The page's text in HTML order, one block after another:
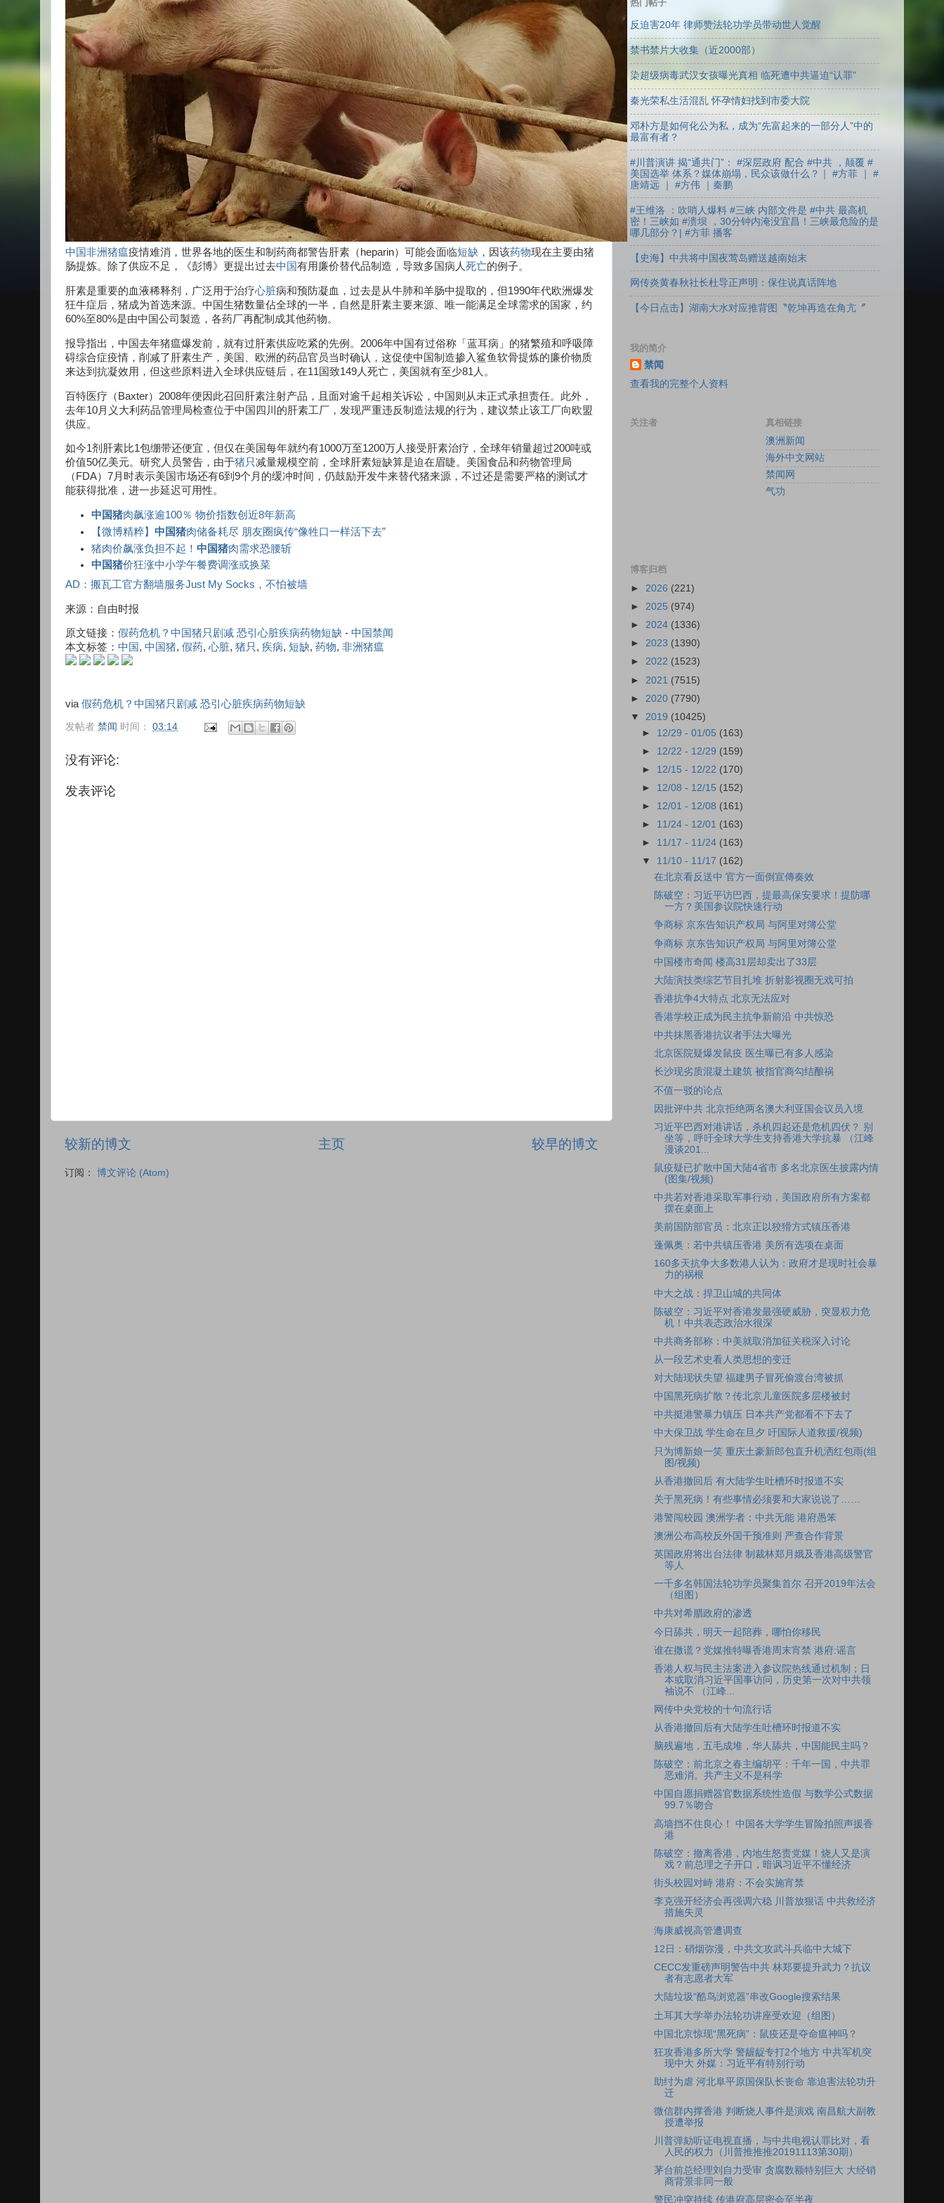
中国非洲猪瘟疫情难消，世界各地的医生和制药商都警告肝素（heparin）可能会面临短缺 ，因该药物现在主要由猪
肠提炼。除了供应不足，《彭博》更提出过去中国有用廉价替代品制造，导致多国病人死亡的例子。
肝素是重要的血液稀释剂，广泛用于治疗心脏病和预防凝血，过去是从牛肺和羊肠中提取的，但1990年代欧洲爆发
狂牛症后，猪成为首选来源。中国生猪数量佔全球的一半，自然是肝素主要来源、唯一能满足全球需求的国家，约
60%至80%是由中国公司製造，各药厂再配制成其他药物。
报导指出，中国去年猪瘟爆发前，就有过肝素供应吃紧的先例。2006年中国有过俗称「蓝耳病」的猪繁殖和呼吸障
碍综合症疫情，削减了肝素生产，美国、欧洲的药品官员当时确认，这促使中国制造掺入鲨鱼软骨提炼的廉价物质
来达到抗凝效用，但这些原料进入全球供应链后，在11国致149人死亡，美国就有至少81人。
百特医疗（Baxter）2008年便因此召回肝素注射产品，且面对逾千起相关诉讼，中国则从未正式承担责任。此外，
去年10月义大利药品管理局检查位于中国四川的肝素工厂，发现严重违反制造法规的行为，建议禁止该工厂向欧盟
供应。
如今1剂肝素比1包绷带还便宜，但仅在美国每年就约有1000万至1200万人接受肝素治疗，全球年销量超过200吨或
价值50亿美元。研究人员警告，由于猪只减量规模空前，全球肝素短缺算是迫在眉睫。美国食品和药物管理局
（FDA）7月时表示美国市场还有6到9个月的缓冲时间，仍鼓励开发牛来替代猪来源，不过还是需要严格的测试才
能获得批准，进一步延迟可用性。
中国猪肉飙涨逾100％ 物价指数创近8年新高
【微博精粹】中国猪肉储备耗尽 朋友圈疯传“像牲口一样活下去”
猪肉价飙涨负担不起！中国猪肉需求恐腰斩
中国猪价狂涨中小学午餐费调涨或换菜
AD：搬瓦工官方翻墙服务Just My Socks，不怕被墙
来源：自由时报
原文链接： 假药危机？中国猪只剧减 恐引心脏疾病药物短缺 - 中国禁闻
本文标签： 中国 , 中国猪, 假药, 心脏, 猪只, 疾病, 短缺, 药物, 非洲猪瘟
via假药危机？中国猪只剧减 恐引心脏疾病药物短缺
发帖者 禁闻 时间： 03:14
没有评论:
发表评论
较新的博文 较早的博文
主页
订阅： 博文评论 (Atom)
热门帖子
反迫害20年 律师赞法轮功学员带动世人觉醒
禁书禁片大收集（近2000部）
染超级病毒武汉女孩曝光真相 临死遭中共逼迫“认罪”
秦光荣私生活混乱 怀孕情妇找到市委大院
邓朴方是如何化公为私，成为“先富起来的一部分人”中的
最富有者？
#川普演讲 揭“通共门”： #深层政府 配合 #中共 ，颠覆 #
美国选举 体系？媒体崩塌，民众该做什么？｜ #方菲 ｜ #
唐靖远 ｜ #方伟 ｜秦鹏
#王维洛 ：吹哨人爆料 #三峡 内部文件是 #中共 最高机
密！三峡如 #溃坝 ，30分钟内淹没宜昌！三峡最危险的是
哪几部分？| #方菲 播客
【史海】中共将中国夜莺岛赠送越南始末
网传炎黄春秋社长杜导正声明：保住说真话阵地
【今日点击】湖南大水对应推背图〝乾坤再造在角亢〞
我的简介
禁闻
查看我的完整个人资料
关注者
真相链接
澳洲新闻
海外中文网站
禁闻网
气功
博客归档
► 2026 (221)
► 2025 (974)
► 2024 (1336)
► 2023 (1390)
► 2022 (1523)
► 2021 (7515)
► 2020 (7790)
▼ 2019 (10425)
► 12/29 - 01/05 (163)
► 12/22 - 12/29 (159)
► 12/15 - 12/22 (170)
► 12/08 - 12/15 (152)
► 12/01 - 12/08 (161)
► 11/24 - 12/01 (163)
► 11/17 - 11/24 (163)
▼ 11/10 - 11/17 (162)
在北京看反送中 官方一面倒宣傳奏效
陈破空：习近平访巴西，提最高保安要求！提防哪
一方？美国参议院快速行动
争商标 京东告知识产权局 与阿里对簿公堂
争商标 京东告知识产权局 与阿里对簿公堂
中国楼市奇闻 楼高31层却卖出了33层
大陆演技类综艺节目扎堆 折射影视圈无戏可拍
香港抗争4大特点 北京无法应对
香港学校正成为民主抗争新前沿 中共惊恐
中共抹黑香港抗议者手法大曝光
北京医院疑爆发鼠疫 医生曝已有多人感染
长沙现劣质混凝土建筑 被指官商勾结酿祸
不值一驳的论点
因批评中共 北京拒绝两名澳大利亚国会议员入境
习近平巴西对港讲话，杀机四起还是危机四伏？ 别
坐等，呼吁全球大学生支持香港大学抗暴 （江峰
漫谈201...
鼠疫疑已扩散中国大陆4省市 多名北京医生披露内情
(图集/视频)
中共若对香港采取军事行动，美国政府所有方案都
摆在桌面上
美前国防部官员：北京正以狡猾方式镇压香港
蓬佩奥：若中共镇压香港 美所有选项在桌面
160多天抗争大多数港人认为：政府才是现时社会暴
力的祸根
中大之战：捍卫山城的共同体
陈破空：习近平对香港发最强硬威胁，突显权力危
机！中共表态政治水很深
中共商务部称：中美就取消加征关税深入讨论
从一段艺术史看人类思想的变迁
对大陆现状失望 福建男子冒死偷渡台湾被抓
中国黑死病扩散？传北京儿童医院多层楼被封
中共挺港警暴力镇压 日本共产党都看不下去了
中大保卫战 学生命在旦夕 吁国际人道救援/视频)
只为博新娘一笑 重庆土豪新郎包直升机洒红包雨(组
图/视频)
从香港撤回后 有大陆学生吐槽环时报道不实
关于黑死病！有些事情必须要和大家说说了……
港警闯校园 澳洲学者：中共无能 港府愚笨
澳洲公布高校反外国干预准则 严查合作背景
英国政府将出台法律 制裁林郑月娥及香港高级警官
等人
一千多名韩国法轮功学员聚集首尔 召开2019年法会
（组图）
中共对希腊政府的渗透
今日舔共，明天一起陪葬，哪怕你移民
谁在撒谎？党媒推特曝香港周末宵禁 港府:谣言
香港人权与民主法案进入参议院热线通过机制；日
本或取消习近平国事访问，历史第一次对中共领
袖说不 （江峰...
网传中央党校的十句流行话
从香港撤回后有大陆学生吐槽环时报道不实
脑残遍地，五毛成堆，华人舔共，中国能民主吗？
陈破空：前北京之春主编胡平：千年一国，中共罪
恶难消。共产主义不是科学
中国自愿捐赠器官数据系统性造假 与数学公式数据
99.7％吻合
高墙挡不住良心！ 中国各大学学生冒险拍照声援香
港
陈破空：撤离香港，内地生怒责党媒！烧人又是演
戏？前总理之子开口，暗讽习近平不懂经济
街头校园对峙 港府：不会实施宵禁
李克强开经济会再强调六稳 川普放狠话 中共救经济
措施失灵
海康威视高管遭调查
12日：硝烟弥漫，中共文攻武斗兵临中大城下
CECC发重磅声明警告中共 林郑要提升武力？抗议
者有志愿者大军
大陆垃圾“酷鸟浏览器”串改Google搜索结果
土耳其大学举办法轮功讲座受欢迎（组图）
中国北京惊现“黑死病”：鼠疫还是夺命瘟神吗？
狂攻香港多所大学 警龌龊专打2个地方 中共军机突
现中大 外媒：习近平有特别行动
助纣为虐 河北阜平原国保队长丧命 靠迫害法轮功升
迁
微信群内撑香港 判断烧人事件是演戏 南昌航大副教
授遭举报
川普弹劾听证电视直播，与中共电视认罪比对，看
人民的权力（川普推推推20191113第30期）
茅台前总经理刘自力受审 贪腐数额特别巨大 大经销
商背景非同一般
警民冲突持续 传港府高层密会至半夜